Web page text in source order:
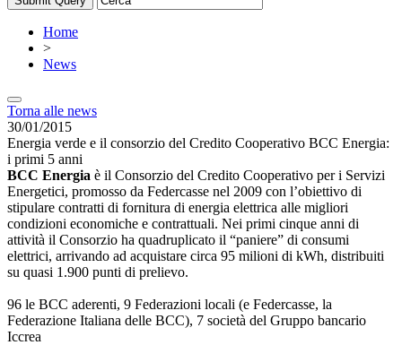
Home
>
News
Torna alle news
30/01/2015
Energia verde e il consorzio del Credito Cooperativo BCC Energia:
i primi 5 anni
BCC Energia è il Consorzio del Credito Cooperativo per i Servizi
Energetici, promosso da Federcasse nel 2009 con l’obiettivo di
stipulare contratti di fornitura di energia elettrica alle migliori
condizioni economiche e contrattuali. Nei primi cinque anni di
attività il Consorzio ha quadruplicato il “paniere” di consumi
elettrici, arrivando ad acquistare circa 95 milioni di kWh, distribuiti
su quasi 1.900 punti di prelievo.
96 le BCC aderenti, 9 Federazioni locali (e Federcasse, la
Federazione Italiana delle BCC), 7 società del Gruppo bancario
Iccrea